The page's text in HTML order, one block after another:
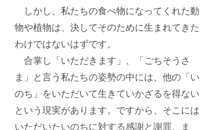
しかし、私たちの食べ物になってくれた動
物や植物は、決してそのために生まれてきた
わけではないはずです。
合掌し「いただきます」、「ごちそうさ
ま」と言う私たちの姿勢の中には、他の「い
のち」をいただいて生きていかざるを得ない
という現実があります。ですから、そこには
いただいたいのちに対する感謝と謝罪、ま